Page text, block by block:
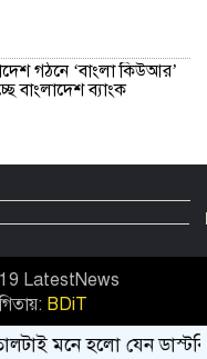
গঠনে ‘বাংলা কিউআর’
বাংলাদেশ ব্যাংক
তুমুল সংঘর্ষ, কনে ও
আহত
মনে হলো যেন
LatestNews
BDiT